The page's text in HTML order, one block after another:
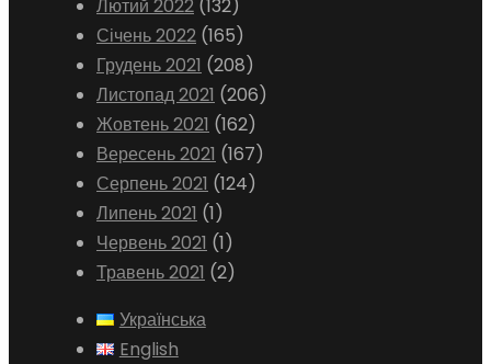
Лютий 2022 (132)
Січень 2022 (165)
Грудень 2021 (208)
Листопад 2021 (206)
Жовтень 2021 (162)
Вересень 2021 (167)
Серпень 2021 (124)
Липень 2021 (1)
Червень 2021 (1)
Травень 2021 (2)
Українська
English